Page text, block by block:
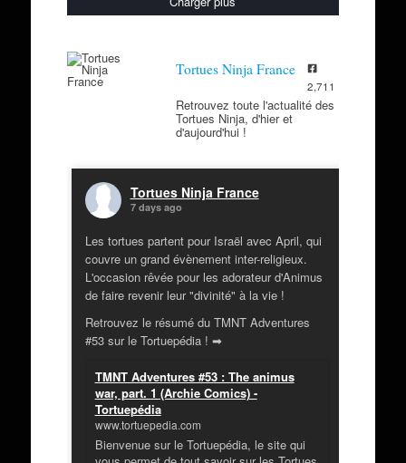
Tortues Ninja France
2,711
Retrouvez toute l'actualité des
Tortues Ninja, d'hier et
d'aujourd'hui !
Tortues Ninja France
7 days ago
Les tortues partent pour Israël avec April, qui
couvre un grand évènement inter-religieux.
L'occasion rêvée pour les adorateur d'Animus
de faire revenir leur "divinité" à la vie !
Retrouvez le résumé du TMNT Adventures
#53 sur le Tortuepédia ! ➡
TMNT Adventures #53 : The animus
war, part. 1 (Archie Comics) -
Tortuepédia
www.tortuepedia.com
Bienvenue sur le Tortuepédia, le site qui